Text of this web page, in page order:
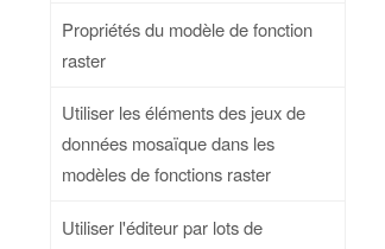
Propriétés du modèle de fonction
raster
Utiliser les éléments des jeux de
données mosaïque dans les
modèles de fonctions raster
Utiliser l'éditeur par lots de